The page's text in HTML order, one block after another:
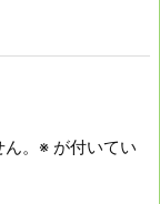
。 ※ が付いてい